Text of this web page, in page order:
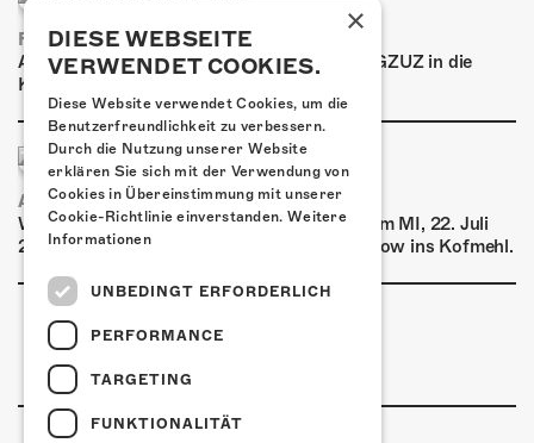
FRISCH BESTÄTIGT: GZUZ
Am Donnerstag, 29. Oktober 2026 kommt GZUZ in die
Kulturfabrik Kofmehl!
AIRBOURNE - SPECIAL SUMMER SHOW
Wow, das ist ein Ding! Airbourne kommen am MI, 22. Juli
2026 für eine exklusive Special Summer Show ins Kofmehl.
×
DIESE WEBSEITE
VERWENDET COOKIES.
Diese Website verwendet Cookies, um die
Benutzerfreundlichkeit zu verbessern.
Durch die Nutzung unserer Website
erklären Sie sich mit der Verwendung von
Cookies in Übereinstimmung mit unserer
Cookie-Richtlinie einverstanden. Weitere
Informationen
UNBEDINGT ERFORDERLICH
PERFORMANCE
TARGETING
FUNKTIONALITÄT